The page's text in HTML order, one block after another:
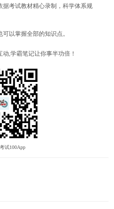
考试教材精心录制，科学体系规
以掌握全部的知识点。
,学霸笔记让你事半功倍！
试100App